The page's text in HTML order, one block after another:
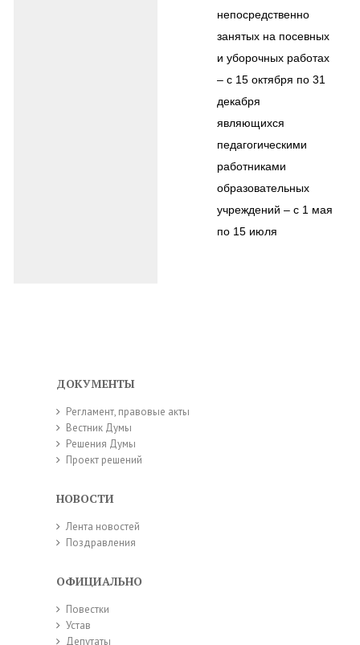
непосредственно
занятых на посевных
и уборочных работах
– с 15 октября по 31
декабря
являющихся
педагогическими
работниками
образовательных
учреждений – с 1 мая
по 15 июля
ДОКУМЕНТЫ
Регламент, правовые акты
Вестник Думы
Решения Думы
Проект решений
НОВОСТИ
Лента новостей
Поздравления
ОФИЦИАЛЬНО
Повестки
Устав
Депутаты